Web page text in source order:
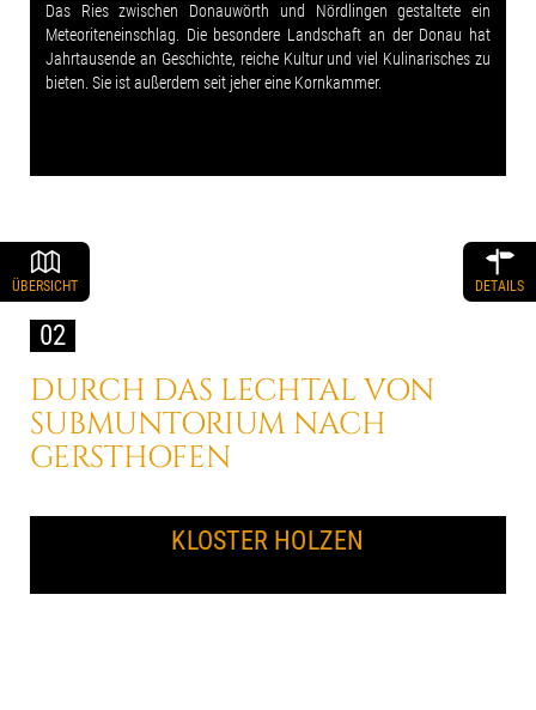
Das Ries zwischen Donauwörth und Nördlingen gestaltete ein
Meteoriteneinschlag. Die besondere Landschaft an der Donau hat
Jahrtausende an Geschichte, reiche Kultur und viel Kulinarisches zu
bieten. Sie ist außerdem seit jeher eine Kornkammer.
ÜBERSICHT DETAILS
DURCH DAS LECHTALVON
SUBMUNTORIUM NACH
GERSTHOFEN
02
KLOSTER HOLZEN